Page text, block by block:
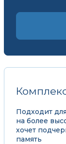
Подходит
на более
хочет
память